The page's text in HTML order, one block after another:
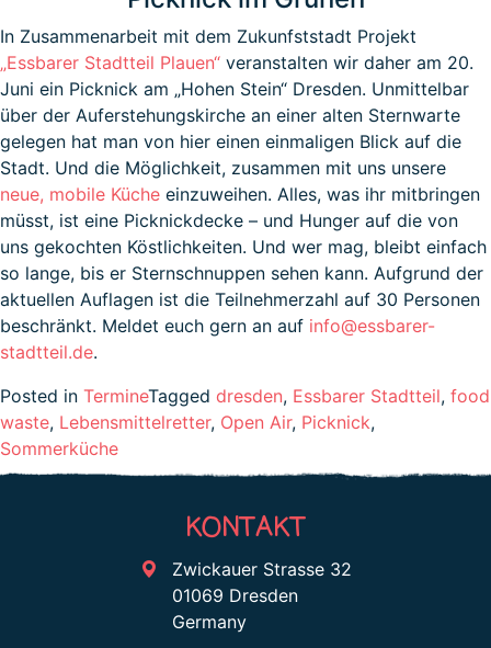
In Zusammenarbeit mit dem Zukunfststadt Projekt
„Essbarer Stadtteil Plauen“ veranstalten wir daher am 20.
Juni ein Picknick am „Hohen Stein“ Dresden. Unmittelbar
über der Auferstehungskirche an einer alten Sternwarte
gelegen hat man von hier einen einmaligen Blick auf die
Stadt. Und die Möglichkeit, zusammen mit uns unsere
neue, mobile Küche einzuweihen. Alles, was ihr mitbringen
müsst, ist eine Picknickdecke – und Hunger auf die von
uns gekochten Köstlichkeiten. Und wer mag, bleibt einfach
so lange, bis er Sternschnuppen sehen kann. Aufgrund der
aktuellen Auflagen ist die Teilnehmerzahl auf 30 Personen
beschränkt. Meldet euch gern an auf info@essbarer-
stadtteil.de.
Posted in TermineTagged dresden, Essbarer Stadtteil, food
waste, Lebensmittelretter, Open Air, Picknick,
Sommerküche
KONTAKT
Zwickauer Strasse 32
01069 Dresden
Germany